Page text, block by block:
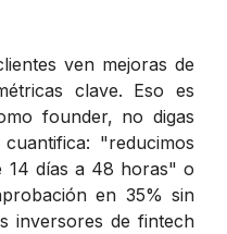
ven mejoras de
clave. Eso es
founder, no digas
"reducimos
14 días a 48 horas" o
en 35% sin
inversores de fintech